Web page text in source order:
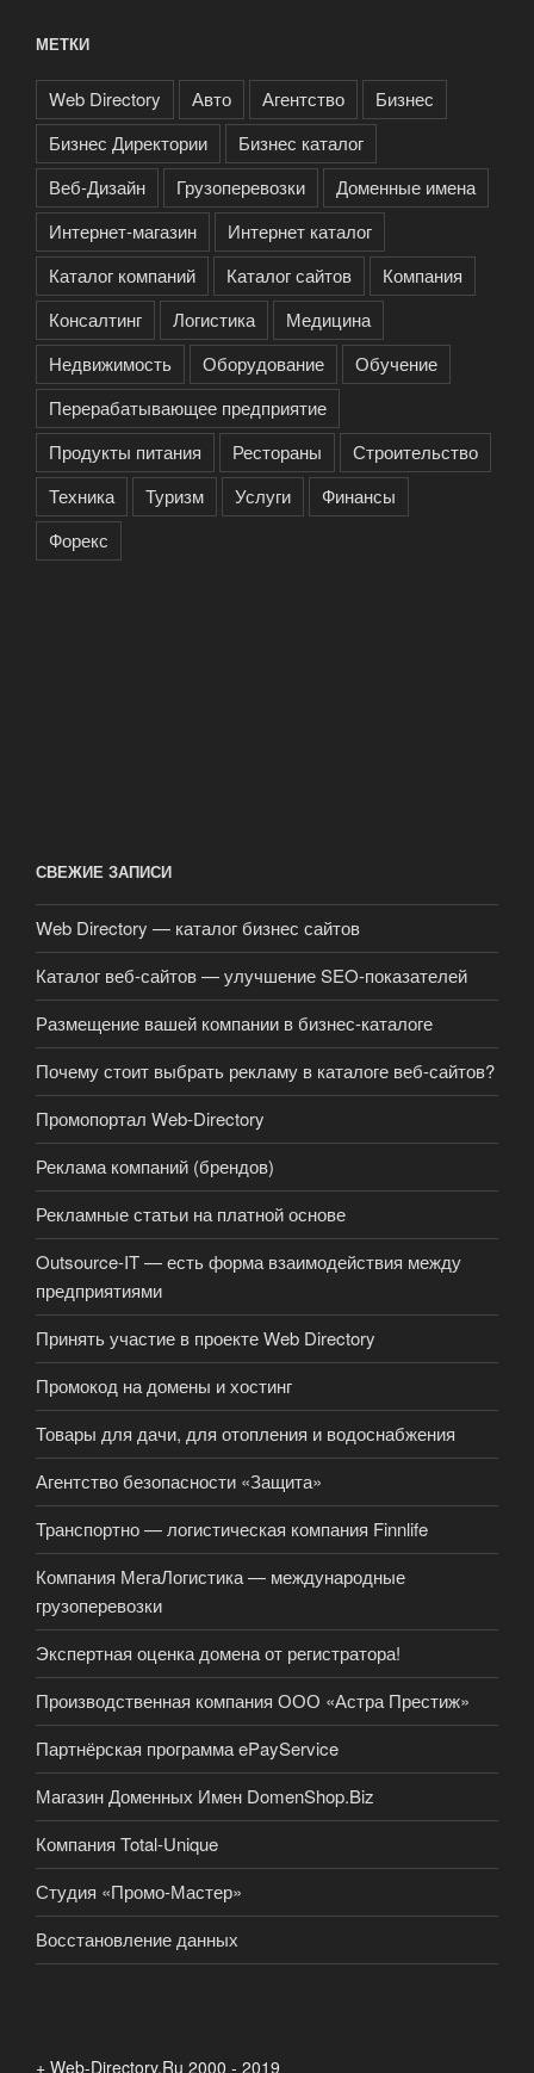
МЕТКИ
Web Directory Авто Агентство
Бизнес
Бизнес Директории
Бизнес каталог
Веб-Дизайн
Грузоперевозки
Доменные имена
Интернет-магазин
Интернет каталог
Каталог компаний
Каталог сайтов
Компания
Консалтинг
Логистика
Медицина
Недвижимость
Оборудование
Обучение
Перерабатывающее предприятие
Продукты питания
Рестораны
Строительство
Техника
Туризм Услуги
Финансы
Форекс
СВЕЖИЕ ЗАПИСИ
Web Directory — каталог бизнес сайтов
Каталог веб-сайтов — улучшение SEO-показателей
Размещение вашей компании в бизнес-каталоге
Почему стоит выбрать рекламу в каталоге веб-сайтов?
Промопортал Web-Directory
Реклама компаний (брендов)
Рекламные статьи на платной основе
Outsource-IT — есть форма взаимодействия между
предприятиями
Принять участие в проекте Web Directory
Промокод на домены и хостинг
Товары для дачи, для отопления и водоснабжения
Агентство безопасности «Защита»
Транспортно — логистическая компания Finnlife
Компания МегаЛогистика — международные
грузоперевозки
Экспертная оценка домена от регистратора!
Производственная компания ООО «Астра Престиж»
Партнёрская программа ePayService
Магазин Доменных Имен DomenShop.Biz
Компания Total-Unique
Студия «Промо-Мастер»
Восстановление данных
+ Web-Directory.Ru 2000 - 2019